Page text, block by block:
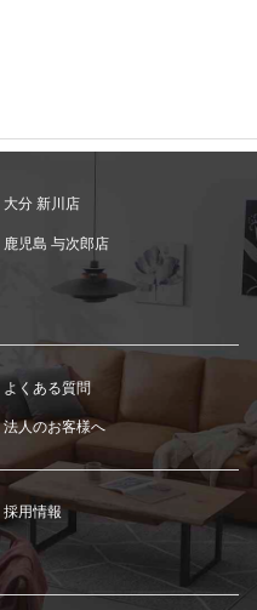
大分 新川店
鹿児島 与次郎店
よくある質問
法人のお客様へ
採用情報